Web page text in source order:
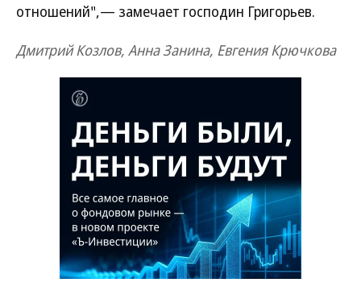
отношений",— замечает господин Григорьев.
Дмитрий Козлов, Анна Занина, Евгения Крючкова